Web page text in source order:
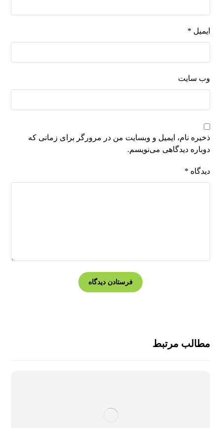
ایمیل *
وب‌ سایت
ذخیره نام، ایمیل و وبسایت من در مرورگر برای زمانی که
دوباره دیدگاهی می‌نویسم.
دیدگاه *
مطالب مرتبط